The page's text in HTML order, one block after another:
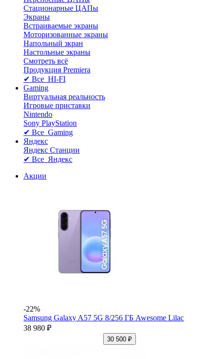
Стационарные ЦАПы
Экраны
Встраиваемые экраны
Моторизованные экраны
Напольный зкран
Настольные экраны
Смотреть всё
Продукция Premiera
✔ Все HI-FI
Gaming
Виртуальная реальность
Игровые приставки
Nintendo
Sony PlayStation
✔ Все Gaming
Яндекс
Яндекс Станции
✔ Все Яндекс
Акции
-22%
Samsung Galaxy A57 5G 8/256 ГБ Awesome Lilac
38 980 ₽
30 500 ₽